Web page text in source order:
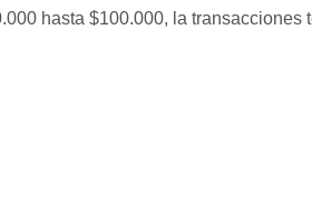
hasta $100.000, la transacciones